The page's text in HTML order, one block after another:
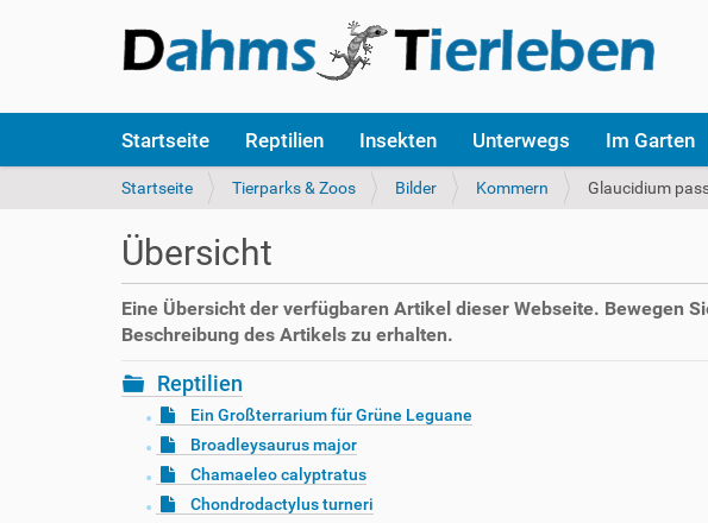
k
Startseite Reptilien Insekten Unterwegs Im Garten
S
e
s
i
n
d
i
e
Startseite Tierparks & Zoos Bilder Kommern Glaucidium
Übersicht
Eine Übersicht der verfügbaren Artikel dieser Webseite. Bewegen
Beschreibung des Artikels zu erhalten.
Reptilien
Ein Großterrarium für Grüne Leguane
Broadleysaurus major
Chamaeleo calyptratus
Chondrodactylus turneri